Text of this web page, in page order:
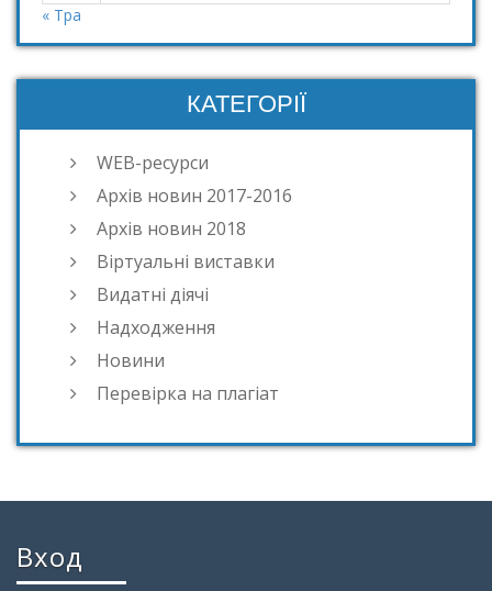
« Тра
КАТЕГОРІЇ
WEB-ресурси
Архів новин 2017-2016
Архів новин 2018
Віртуальні виставки
Видатні діячі
Надходження
Новини
Перевірка на плагіат
Вход